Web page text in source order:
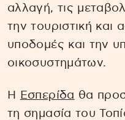
αλλαγή, τις
την τουριστική και
υποδομές και την
οικοσυστημάτων.
Η Εσπερίδα θα
τη σημασία του